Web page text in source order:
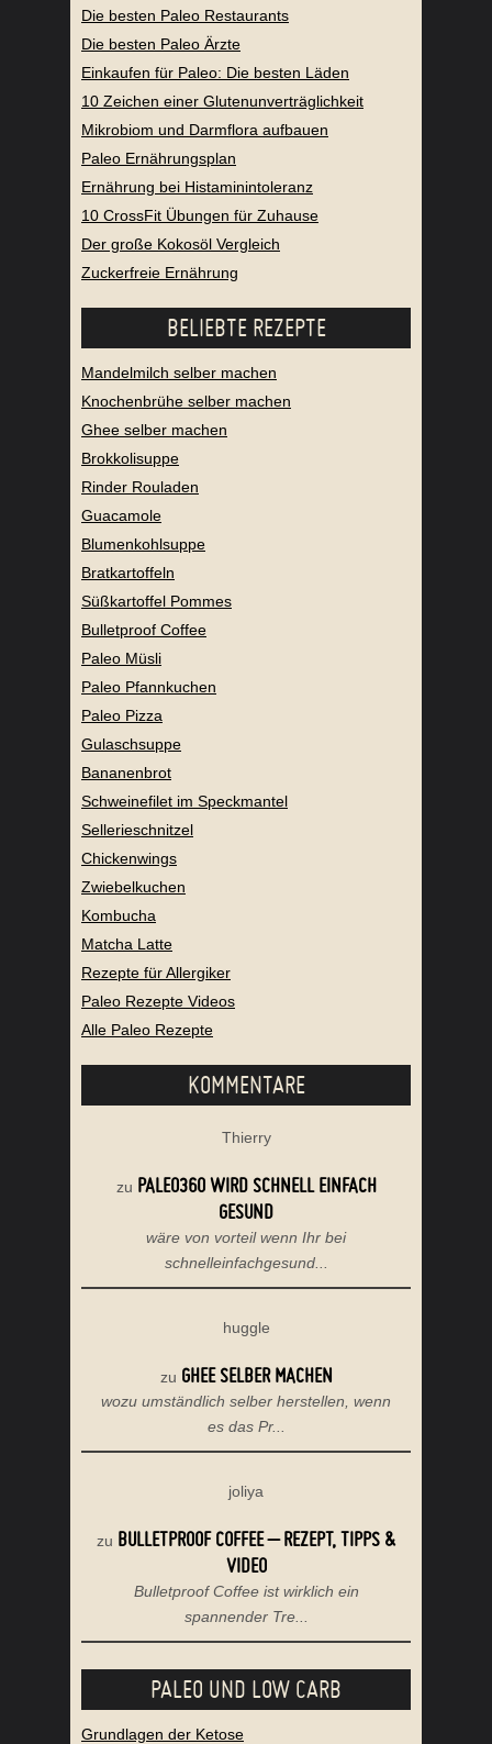
Die besten Paleo Restaurants
Die besten Paleo Ärzte
Einkaufen für Paleo: Die besten Läden
10 Zeichen einer Glutenunverträglichkeit
Mikrobiom und Darmflora aufbauen
Paleo Ernährungsplan
Ernährung bei Histaminintoleranz
10 CrossFit Übungen für Zuhause
Der große Kokosöl Vergleich
Zuckerfreie Ernährung
BELIEBTE REZEPTE
Mandelmilch selber machen
Knochenbrühe selber machen
Ghee selber machen
Brokkolisuppe
Rinder Rouladen
Guacamole
Blumenkohlsuppe
Bratkartoffeln
Süßkartoffel Pommes
Bulletproof Coffee
Paleo Müsli
Paleo Pfannkuchen
Paleo Pizza
Gulaschsuppe
Bananenbrot
Schweinefilet im Speckmantel
Sellerieschnitzel
Chickenwings
Zwiebelkuchen
Kombucha
Matcha Latte
Rezepte für Allergiker
Paleo Rezepte Videos
Alle Paleo Rezepte
KOMMENTARE
Thierry
zu PALEO360 WIRD SCHNELL EINFACH
GESUND
wäre von vorteil wenn Ihr bei
schnelleinfachgesund...
huggle
zu GHEE SELBER MACHEN
wozu umständlich selber herstellen, wenn
es das Pr...
joliya
zu BULLETPROOF COFFEE – REZEPT, TIPPS &
VIDEO
Bulletproof Coffee ist wirklich ein
spannender Tre...
PALEO UND LOW CARB
Grundlagen der Ketose